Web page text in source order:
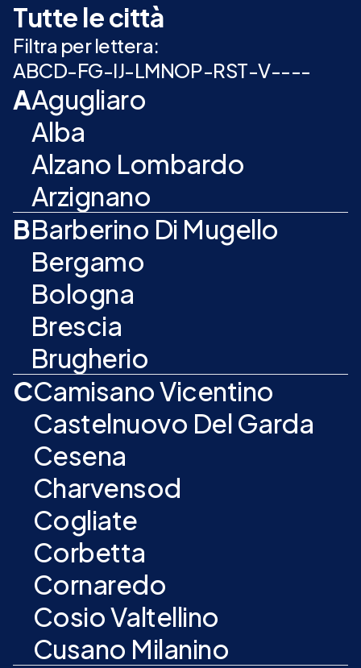
Tutte le città
Filtra per lettera:
ABCD-FG-IJ-LMNOP-RST-V----
AAgugliaro
Alba
Alzano Lombardo
Arzignano
BBarberino Di Mugello
Bergamo
Bologna
Brescia
Brugherio
CCamisano Vicentino
Castelnuovo Del Garda
Cesena
Charvensod
Cogliate
Corbetta
Cornaredo
Cosio Valtellino
Cusano Milanino